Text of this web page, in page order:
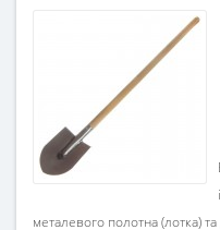
металевого полотна (лотка)